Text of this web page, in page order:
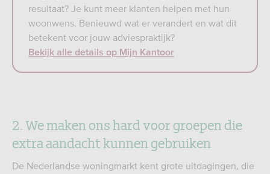
resultaat? Je kunt meer klanten helpen met hun
woonwens. Benieuwd wat er verandert en wat dit
betekent voor jouw adviespraktijk?
Bekijk alle details op Mijn Kantoor
2.We maken ons hard voor groepen die
extra aandacht kunnen gebruiken
De Nederlandse woningmarkt kent grote uitdagingen, die